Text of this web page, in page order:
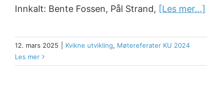
Innkalt: Bente Fossen, Pål Strand, [Les mer...]
12. mars 2025 Kvikne utvikling, Møtereferater KU 2024
Les mer